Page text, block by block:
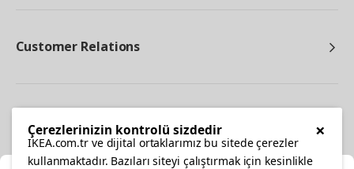
Customer Relations
×
Çerezlerinizin kontrolü sizdedir
IKEA.com.tr ve dijital ortaklarımız bu sitede çerezler
kullanmaktadır. Bazıları siteyi çalıştırmak için kesinlikle